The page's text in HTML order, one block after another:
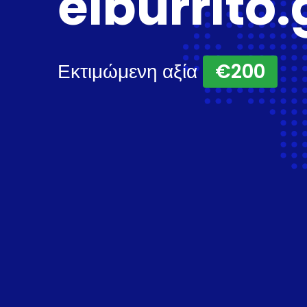
Εκτιμώμενη αξία €200